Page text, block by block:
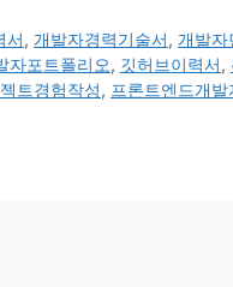
서, 개발자경력기술서, 개발자
자포트폴리오, 깃허브이력서,
트경험작성, 프론트엔드개발